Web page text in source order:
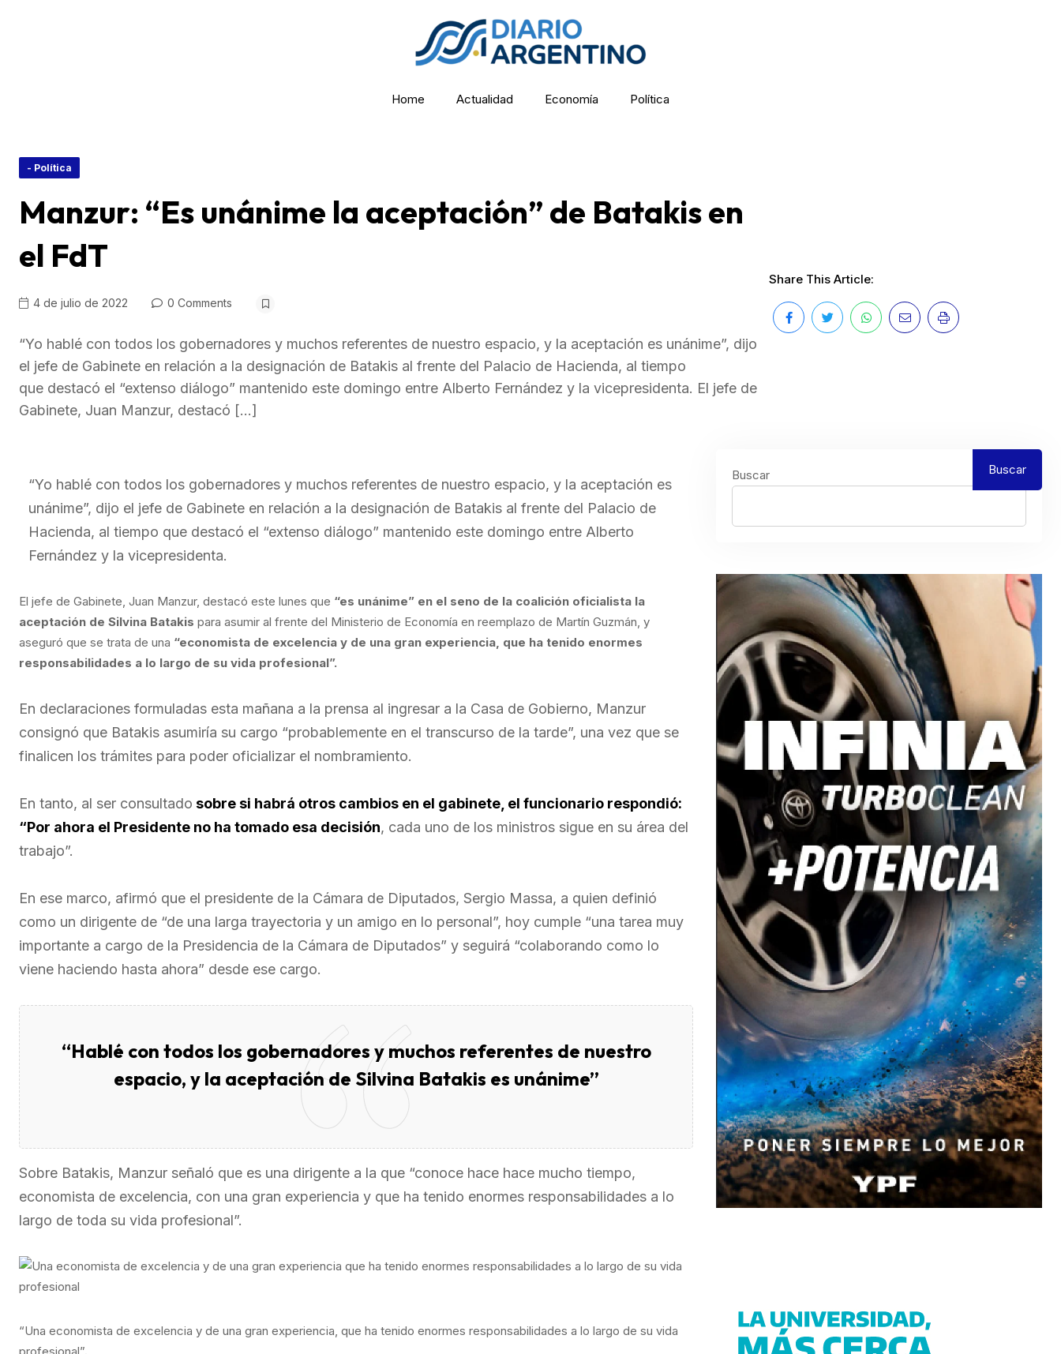
Home Actualidad Economía Política
- Política
Manzur: “Es unánime la aceptación” de Batakis en
el FdT
4 de julio de 2022 0 Comments
“Yo hablé con todos los gobernadores y muchos referentes de nuestro espacio, y la aceptación es unánime”, dijo
el jefe de Gabinete en relación a la designación de Batakis al frente del Palacio de Hacienda, al tiempo
que destacó el “extenso diálogo” mantenido este domingo entre Alberto Fernández y la vicepresidenta. El jefe de
Gabinete, Juan Manzur, destacó […]
Share This Article:
“Yo hablé con todos los gobernadores y muchos referentes de nuestro espacio, y la aceptación es
unánime”, dijo el jefe de Gabinete en relación a la designación de Batakis al frente del Palacio de
Hacienda, al tiempo que destacó el “extenso diálogo” mantenido este domingo entre Alberto
Fernández y la vicepresidenta.
El jefe de Gabinete, Juan Manzur, destacó este lunes que “es unánime” en el seno de la coalición oficialista la
aceptación de Silvina Batakis para asumir al frente del Ministerio de Economía en reemplazo de Martín Guzmán, y
aseguró que se trata de una “economista de excelencia y de una gran experiencia, que ha tenido enormes
responsabilidades a lo largo de su vida profesional”.
En declaraciones formuladas esta mañana a la prensa al ingresar a la Casa de Gobierno, Manzur
consignó que Batakis asumiría su cargo “probablemente en el transcurso de la tarde”, una vez que se
finalicen los trámites para poder oficializar el nombramiento.
En tanto, al ser consultado sobre si habrá otros cambios en el gabinete, el funcionario respondió:
“Por ahora el Presidente no ha tomado esa decisión, cada uno de los ministros sigue en su área del
trabajo”.
En ese marco, afirmó que el presidente de la Cámara de Diputados, Sergio Massa, a quien definió
como un dirigente de “de una larga trayectoria y un amigo en lo personal”, hoy cumple “una tarea muy
importante a cargo de la Presidencia de la Cámara de Diputados” y seguirá “colaborando como lo
viene haciendo hasta ahora” desde ese cargo.
“Hablé con todos los gobernadores y muchos referentes de nuestro
espacio, y la aceptación de Silvina Batakis es unánime”
Sobre Batakis, Manzur señaló que es una dirigente a la que “conoce hace hace mucho tiempo,
economista de excelencia, con una gran experiencia y que ha tenido enormes responsabilidades a lo
largo de toda su vida profesional”.
“Una economista de excelencia y de una gran experiencia, que ha tenido enormes responsabilidades a lo largo de su vida
Buscar Buscar